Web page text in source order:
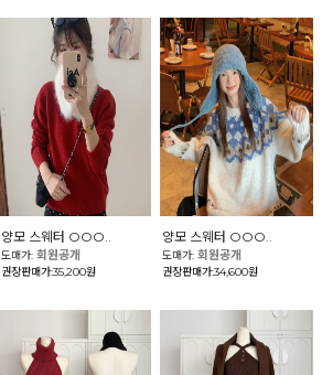
양모 스웨터 OOO..
도매가: 회원공개
권장판매가:35,200원
양모 스웨터 OOO..
도매가:회원공개
권장판매가:34,600원